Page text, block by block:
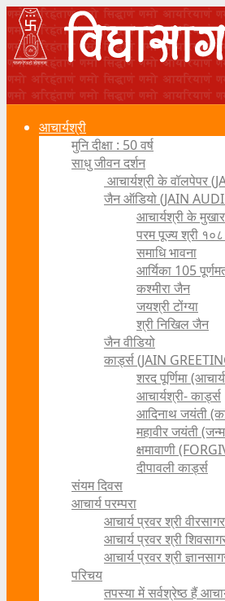
आचार्यश्री
मुनि दीक्षा : 50 वर्ष
साधु जीवन दर्शन
आचार्यश्री के वॉलपेपर
जैन ऑडियो (JAIN
आचार्यश्री के
परम पूज्य श्री
समाधि भावना
आर्यिका 105
कश्मीरा जैन
जयश्री टोंग्या
श्री निखिल जैन
जैन वीडियो
कार्ड्स (JAIN
शरद पूर्णिमा
आचार्यश्री- कार्ड्स
आदिनाथ जयंती
महावीर जयंती
क्षमावाणी
दीपावली कार्ड्स
संयम दिवस
आचार्य परम्परा
आचार्य प्रवर श्री
आचार्य प्रवर श्री
आचार्य प्रवर श्री
परिचय
तपस्या में सर्वश्रेष्ठ हैं